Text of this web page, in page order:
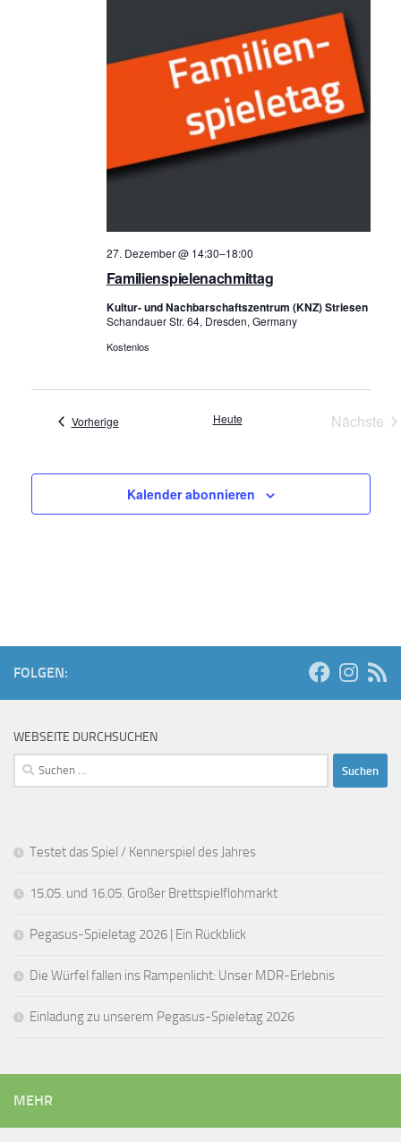
Familienspielenachmittag
27. Dezember @ 14:30–18:00
Kultur- und Nachbarschaftszentrum (KNZ) Striesen
Schandauer Str. 64, Dresden, Germany
Kostenlos
VorherigeVeranstaltungen Heute
Nächste
Kalender abonnieren
FOLGEN:
WEBSEITE DURCHSUCHEN
Suchen
nach:
Testet das Spiel / Kennerspiel des Jahres
15.05. und 16.05. Großer Brettspielflohmarkt
Pegasus-Spieletag 2026 | Ein Rückblick
Die Würfel fallen ins Rampenlicht: Unser MDR-Erlebnis
Einladung zu unserem Pegasus-Spieletag 2026
MEHR